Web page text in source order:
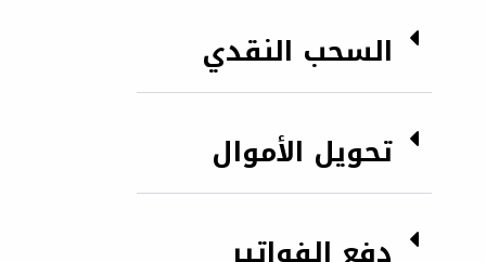
السحب النقدي
تحويل الأموال